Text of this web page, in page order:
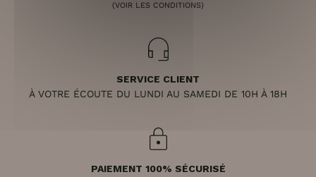
(VOIR LES CONDITIONS)
SERVICE CLIENT
À VOTRE ÉCOUTE DU LUNDI AU SAMEDI DE 10H À 18H
PAIEMENT 100% SÉCURISÉ